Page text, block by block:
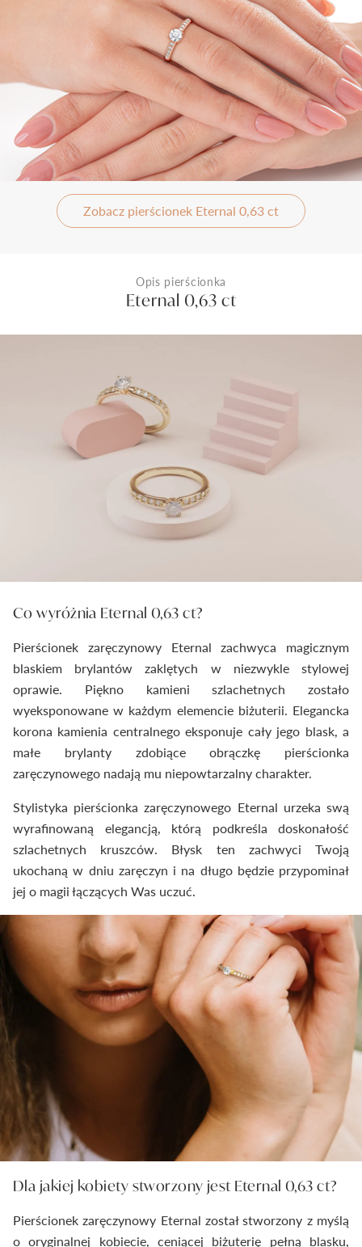
Zobacz pierścionek Eternal 0,63 ct
Opis pierścionka
Eternal 0,63 ct
Co wyróżnia Eternal 0,63 ct?
Pierścionek zaręczynowy Eternal zachwyca magicznym
blaskiem brylantów zaklętych w niezwykle stylowej
oprawie. Piękno kamieni szlachetnych zostało
wyeksponowane w każdym elemencie biżuterii. Elegancka
korona kamienia centralnego eksponuje cały jego blask, a
małe brylanty zdobiące obrączkę pierścionka
zaręczynowego nadają mu niepowtarzalny charakter.
Stylistyka pierścionka zaręczynowego Eternal urzeka swą
wyrafinowaną elegancją, którą podkreśla doskonałość
szlachetnych kruszców. Błysk ten zachwyci Twoją
ukochaną w dniu zaręczyn i na długo będzie przypominał
jej o magii łączących Was uczuć.
Dla jakiej kobiety stworzony jest Eternal 0,63 ct?
Pierścionek zaręczynowy Eternal został stworzony z myślą
o oryginalnej kobiecie, ceniącej biżuterię pełną blasku,